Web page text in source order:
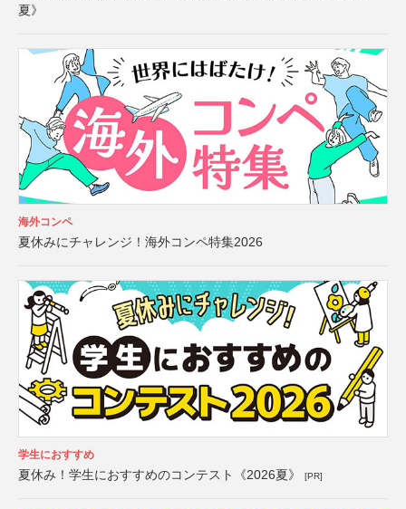
夏》
海外コンペ
夏休みにチャレンジ！海外コンペ特集2026
学生におすすめ
夏休み！学生におすすめのコンテスト《2026夏》 [PR]